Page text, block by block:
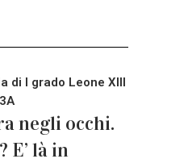
di I grado Leone XIII
negli occhi.
E’ là in